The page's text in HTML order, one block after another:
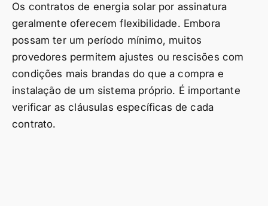
Os contratos de energia solar por assinatura
geralmente oferecem flexibilidade. Embora
possam ter um período mínimo, muitos
provedores permitem ajustes ou rescisões com
condições mais brandas do que a compra e
instalação de um sistema próprio. É importante
verificar as cláusulas específicas de cada
contrato.